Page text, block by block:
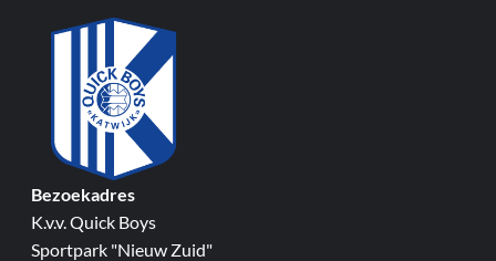
Bezoekadres
K.v.v. Quick Boys
Sportpark "Nieuw Zuid"